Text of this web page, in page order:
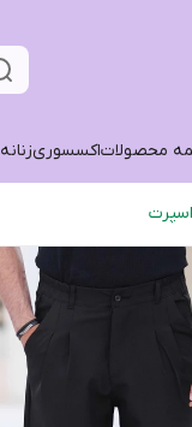
محصولاتاکسسوریزنانه
اسپرت